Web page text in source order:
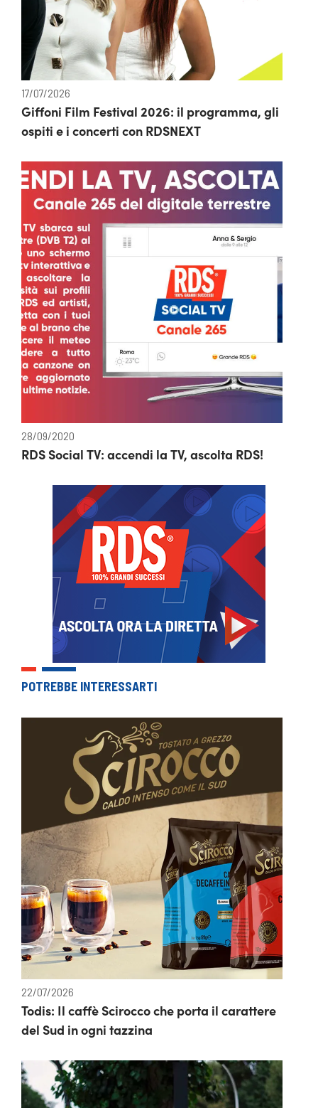
17/07/2026
Giffoni Film Festival 2026: il programma, gli
ospiti e i concerti con RDSNEXT
28/09/2020
RDS Social TV: accendi la TV, ascolta RDS!
POTREBBE INTERESSARTI
22/07/2026
Todis: Il caffè Scirocco che porta il carattere
del Sud in ogni tazzina